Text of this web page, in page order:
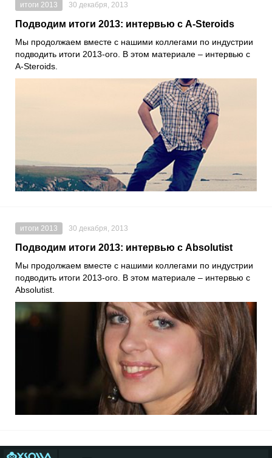
итоги 2013 30 декабря, 2013
Подводим итоги 2013: интервью с A-Steroids
Мы продолжаем вместе с нашими коллегами по индустрии
подводить итоги 2013-ого. В этом материале – интервью с
A-Steroids.
итоги 2013 30 декабря, 2013
Подводим итоги 2013: интервью с Absolutist
Мы продолжаем вместе с нашими коллегами по индустрии
подводить итоги 2013-ого. В этом материале – интервью с
Absolutist.